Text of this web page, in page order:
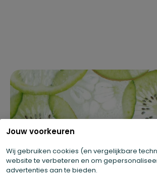
Jouw voorkeuren
Wij gebruiken cookies (en vergelijkbare
website te verbeteren en om
advertenties aan te bieden.